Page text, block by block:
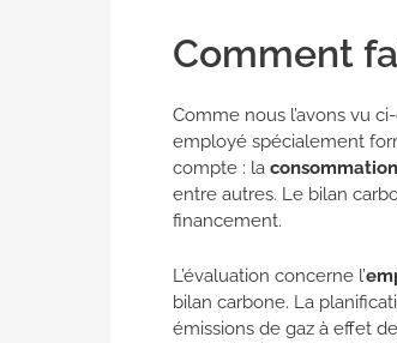
Comment
Comme nous l’avons vu
employé spécialement
compte : la
entre autres. Le bilan
financement.
L’évaluation concerne l’
bilan carbone. La
émissions de gaz à effet